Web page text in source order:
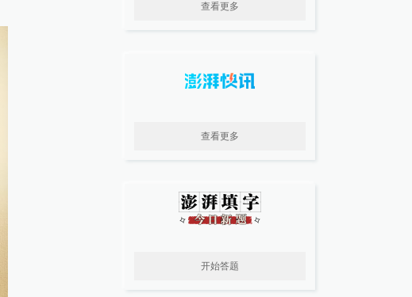
查看更多
查看更多
开始答题